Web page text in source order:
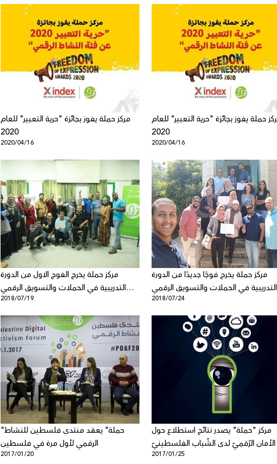
مركز حملة يفوز بجائزة "حرية التعبير" للعام
2020
2020/04/16
حملة يفوز بجائزة "حرية التعبير" للعام
2020
2020/04/16
مركز حملة يخرج الفوج الاول من الدورة
التدريبية في الحملات والتسويق الرقمي
لمؤسسات المجتمع المدني في غزة
2018/07/19
مركز حملة يخرج فوجًا جديدًا من الدورة
التدريبية في الحملات والتسويق الرقمي
لمؤسسات المجتمع المدني في رام الله
2018/07/24
"حملة" يعقد منتدى فلسطين للنشاط
الرقمي لأول مرة في فلسطين
2017/01/20
مركز "حملة" يصدر نتائج استطلاع حول
الأمان الرّقميّ لدى الشّباب الفلسطينيّ
2017/01/25